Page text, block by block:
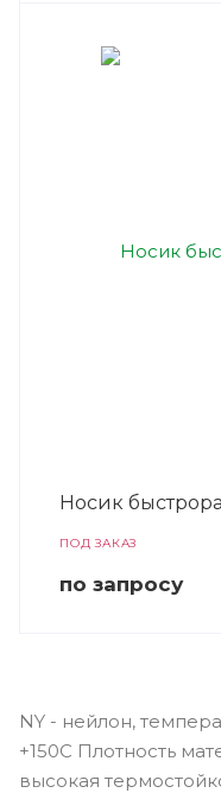
Носик
ПОД ЗАКАЗ
по запросу
NY - нейлон,
+150С Плотность
высокая